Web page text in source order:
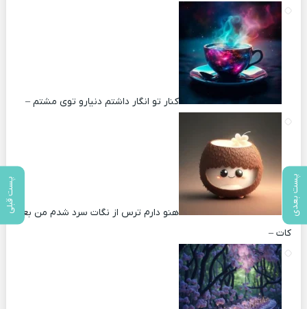
پست بعدی پست قبلی
کنار تو انگار داشتم دنیارو توی مشتم –
هنو دارم ترس از نگات سرد شدم من بعد
کات –